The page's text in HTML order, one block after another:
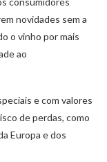
novidades sem a
o vinho por mais
ao
e com valores
de perdas, como
Europa e dos